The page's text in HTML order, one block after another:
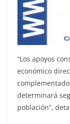
“Los apoyos
económico
determinará
población”,